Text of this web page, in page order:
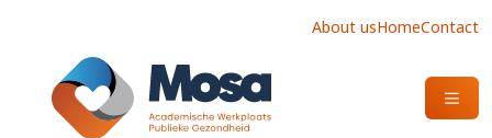
About usHomeContact
OPEN